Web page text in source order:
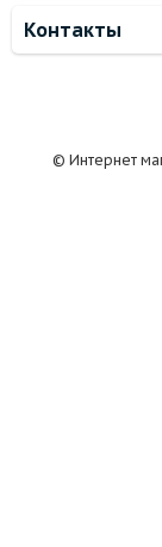
Контакты
© Интернет